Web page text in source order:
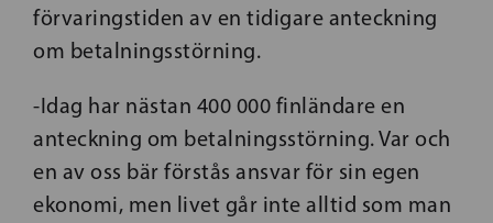
förvaringstiden av en tidigare anteckning
om betalningsstörning.
-Idag har nästan 400 000 finländare en
anteckning om betalningsstörning. Var och
en av oss bär förstås ansvar för sin egen
ekonomi, men livet går inte alltid som man